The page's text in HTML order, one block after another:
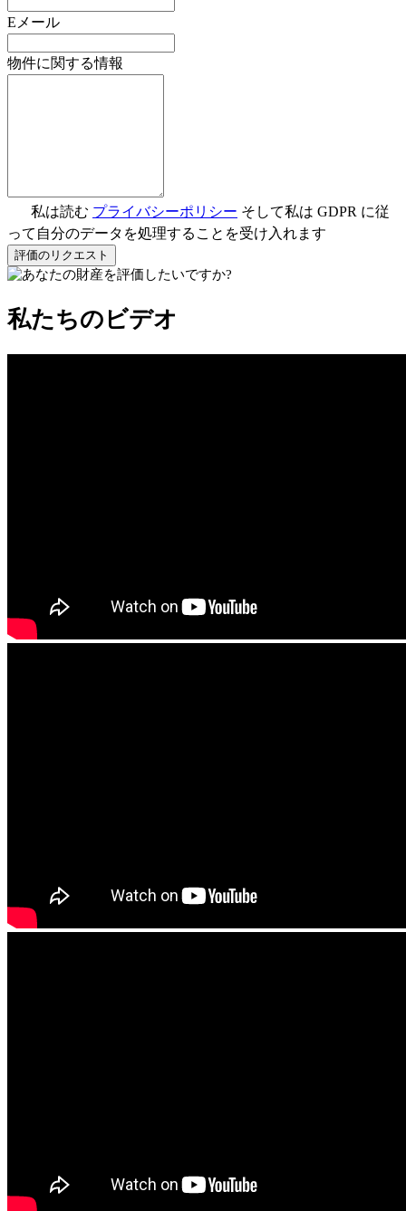
Eメール
物件に関する情報
私は読む プライバシーポリシー そして私は GDPR に従
って自分のデータを処理することを受け入れます
評価のリクエスト
私たちのビデオ